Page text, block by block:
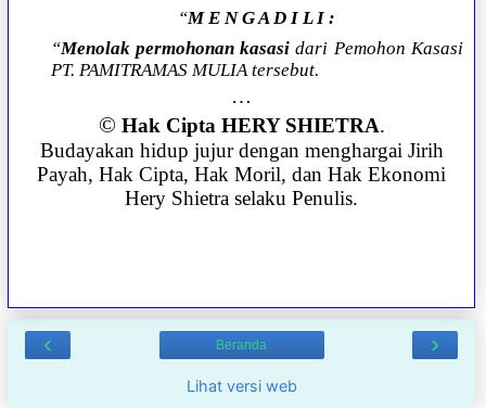
“M E N G A D I L I :
“Menolak permohonan kasasi dari Pemohon Kasasi
PT. PAMITRAMAS MULIA tersebut.
…
© Hak Cipta HERY SHIETRA.
Budayakan hidup jujur dengan menghargai Jirih
Payah, Hak Cipta, Hak Moril, dan Hak Ekonomi
Hery Shietra selaku Penulis.
‹ ›
Beranda
Lihat versi web